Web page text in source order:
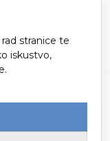
i trgovinu / Upisano u
u Zagrebu
Mario Popić
stranice te
iskustvo,